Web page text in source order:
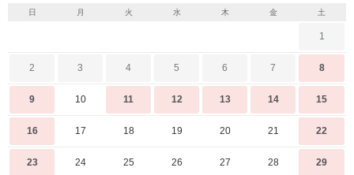
日 月 火 水 木 金 土
1
2 3 4 5 6 7 8
9 10 11 12 13 14 15
16 17 18 19 20 21 22
23 24 25 26 27 28 29